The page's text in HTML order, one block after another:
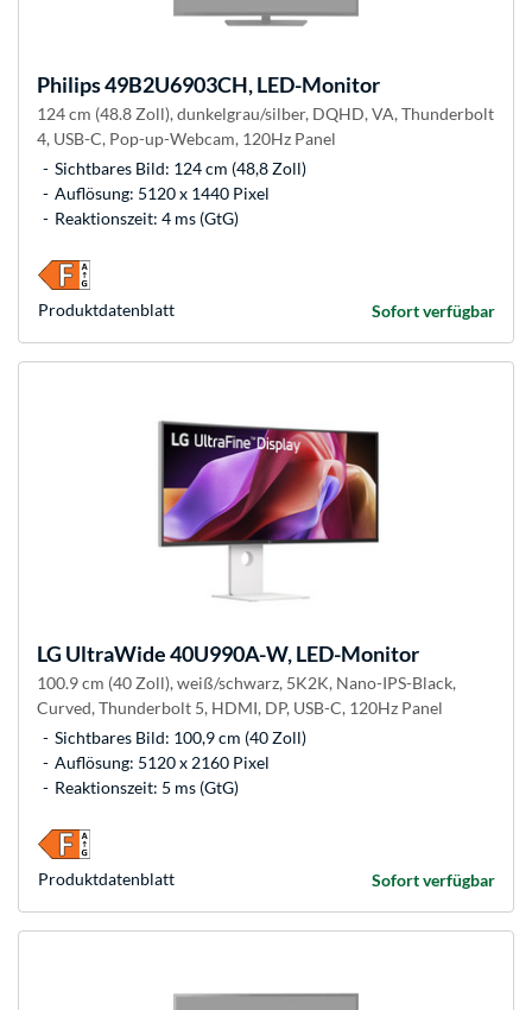
Philips49B2U6903CH, LED-Monitor
124 cm (48.8 Zoll), dunkelgrau/silber, DQHD, VA, Thunderbolt
4, USB-C, Pop-up-Webcam, 120Hz Panel
Sichtbares Bild: 124 cm (48,8 Zoll)
Auflösung: 5120 x 1440 Pixel
Reaktionszeit: 4 ms (GtG)
Sofort verfügbar
Produkt­datenblatt
LG UltraWide 40U990A-W, LED-Monitor
100.9 cm (40 Zoll), weiß/schwarz, 5K2K, Nano-IPS-Black,
Curved, Thunderbolt 5, HDMI, DP, USB-C, 120Hz Panel
Sichtbares Bild: 100,9 cm (40 Zoll)
Auflösung: 5120 x 2160 Pixel
Reaktionszeit: 5 ms (GtG)
Sofort verfügbar
Produkt­datenblatt